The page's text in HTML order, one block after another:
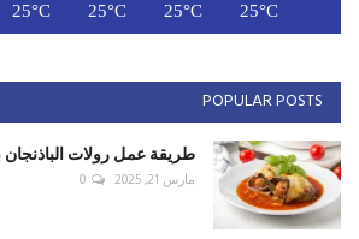
25°C
25°C
25°C
25°C
POPULAR POSTS
طريقة عمل رولات
مارس 21, 2025 0